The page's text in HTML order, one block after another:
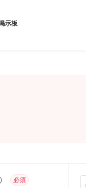
示板
必須